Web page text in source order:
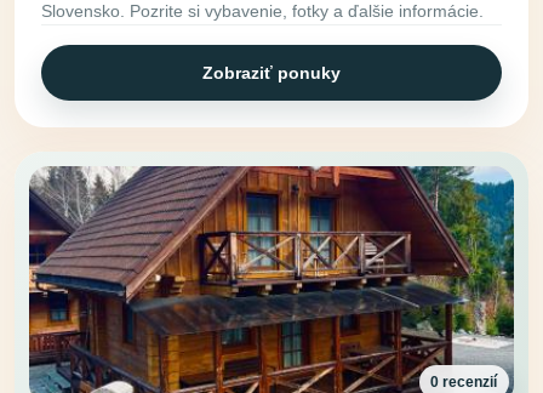
Slovensko. Pozrite si vybavenie, fotky a ďalšie informácie.
Zobraziť ponuky
0 recenzií